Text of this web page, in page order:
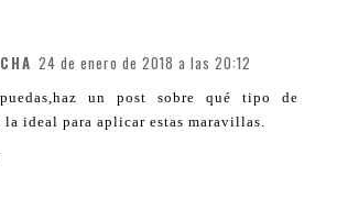
24 de enero de 2018 a las 20:12
un post sobre qué tipo de
la ideal para aplicar estas maravillas.